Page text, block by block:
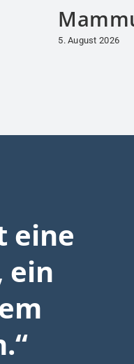
5. August 2026
eine
ein